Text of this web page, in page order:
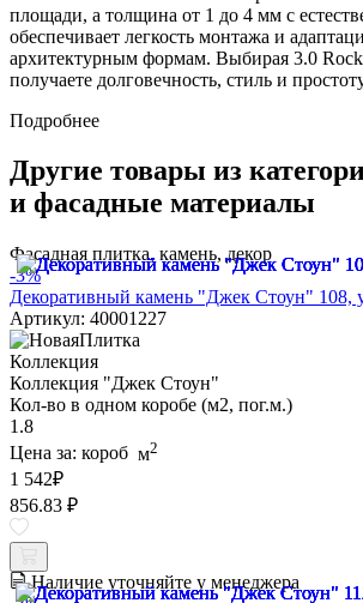
площади, а толщина от 1 до 4 мм с
обеспечивает легкость монтажа и
архитектурным формам. Выбирая 3.0
получаете долговечность, стиль и
Подробнее
Другие товары из
и фасадные материалы
Фасадная плитка, камень, декор
-3%
Декоративный камень "Джек Стоун" 108,
Артикул: 40001227
Коллекция
Коллекция "Джек Стоун"
Кол-во в одном коробе (м2, пог.м.)
1.8
Цена за: короб м2
1 542₽
856.83 ₽
Наличие уточняйте у менеджера